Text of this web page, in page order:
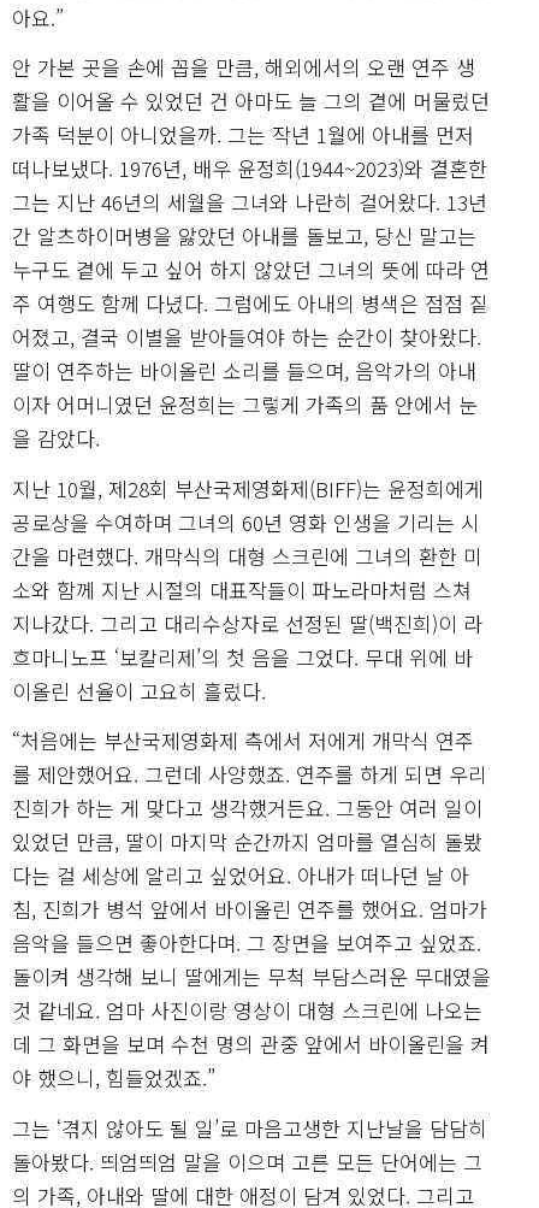
아요.”
안 가본 곳을 손에 꼽을 만큼, 해외에서의 오랜 연주 생
활을 이어올 수 있었던 건 아마도 늘 그의 곁에 머물렀던
가족 덕분이 아니었을까. 그는 작년 1월에 아내를 먼저
떠나보냈다. 1976년, 배우 윤정희(1944~2023)와 결혼한
그는 지난 46년의 세월을 그녀와 나란히 걸어왔다. 13년
간 알츠하이머병을 앓았던 아내를 돌보고, 당신 말고는
누구도 곁에 두고 싶어 하지 않았던 그녀의 뜻에 따라 연
주 여행도 함께 다녔다. 그럼에도 아내의 병색은 점점 짙
어졌고, 결국 이별을 받아들여야 하는 순간이 찾아왔다.
딸이 연주하는 바이올린 소리를 들으며, 음악가의 아내
이자 어머니였던 윤정희는 그렇게 가족의 품 안에서 눈
을 감았다.
지난 10월, 제28회 부산국제영화제(BIFF)는 윤정희에게
공로상을 수여하며 그녀의 60년 영화 인생을 기리는 시
간을 마련했다. 개막식의 대형 스크린에 그녀의 환한 미
소와 함께 지난 시절의 대표작들이 파노라마처럼 스쳐
지나갔다. 그리고 대리수상자로 선정된 딸(백진희)이 라
흐마니노프 ‘보칼리제’의 첫 음을 그었다. 무대 위에 바
이올린 선율이 고요히 흘렀다.
“처음에는 부산국제영화제 측에서 저에게 개막식 연주
를 제안했어요. 그런데 사양했죠. 연주를 하게 되면 우리
진희가 하는 게 맞다고 생각했거든요. 그동안 여러 일이
있었던 만큼, 딸이 마지막 순간까지 엄마를 열심히 돌봤
다는 걸 세상에 알리고 싶었어요. 아내가 떠나던 날 아
침, 진희가 병석 앞에서 바이올린 연주를 했어요. 엄마가
음악을 들으면 좋아한다며. 그 장면을 보여주고 싶었죠.
돌이켜 생각해 보니 딸에게는 무척 부담스러운 무대였을
것 같네요. 엄마 사진이랑 영상이 대형 스크린에 나오는
데 그 화면을 보며 수천 명의 관중 앞에서 바이올린을 켜
야 했으니, 힘들었겠죠.”
그는 ‘겪지 않아도 될 일’로 마음고생한 지난날을 담담히
돌아봤다. 띄엄띄엄 말을 이으며 고른 모든 단어에는 그
의 가족, 아내와 딸에 대한 애정이 담겨 있었다. 그리고